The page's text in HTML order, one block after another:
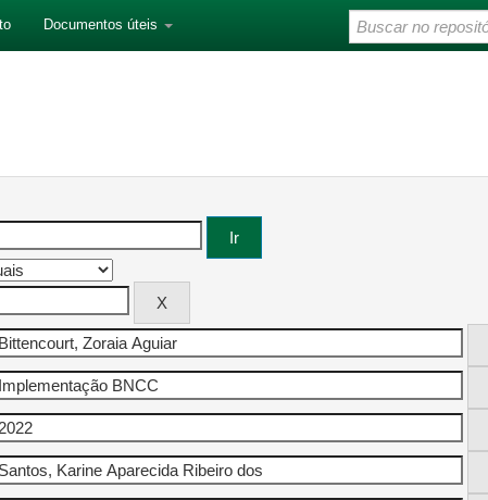
Documentos úteis